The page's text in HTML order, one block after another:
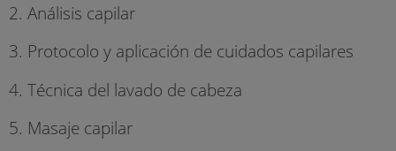
2. Análisis capilar
3. Protocolo y aplicación de cuidados capilares
4. Técnica del lavado de cabeza
5. Masaje capilar